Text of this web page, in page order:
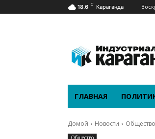
18.6 C Караганда
ГЛАВНАЯ
Домой Новости Общество
Общество